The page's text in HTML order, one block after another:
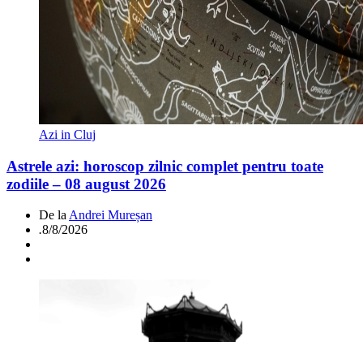
Azi in Cluj
Astrele azi: horoscop zilnic complet pentru toate
zodiile – 08 august 2026
De la Andrei Mureșan
.8/8/2026